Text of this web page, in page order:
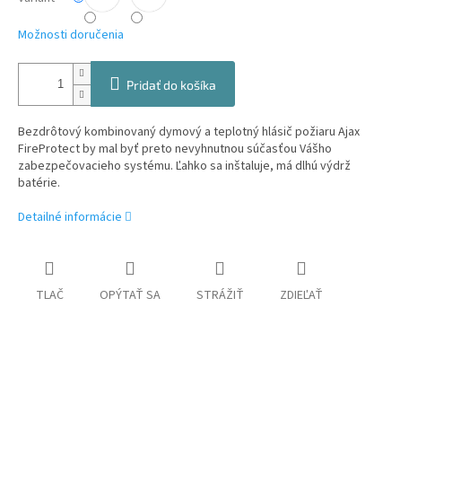
Možnosti doručenia
Pridať do košíka
Bezdrôtový kombinovaný dymový a teplotný hlásič požiaru Ajax
FireProtect by mal byť preto nevyhnutnou súčasťou Vášho
zabezpečovacieho systému. Ľahko sa inštaluje, má dlhú výdrž
batérie.
Detailné informácie
TLAČ OPÝTAŤ SA STRÁŽIŤ ZDIEĽAŤ